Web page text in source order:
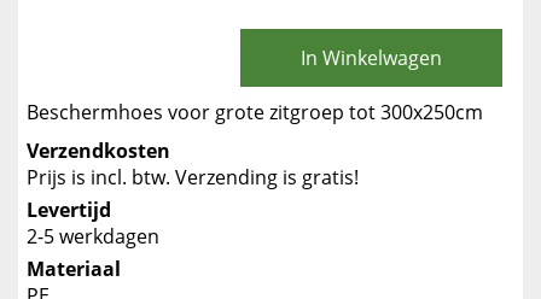
In Winkelwagen
Beschermhoes voor grote zitgroep tot 300x250cm
Verzendkosten
Prijs is incl. btw. Verzending is gratis!
Levertijd
2-5 werkdagen
Materiaal